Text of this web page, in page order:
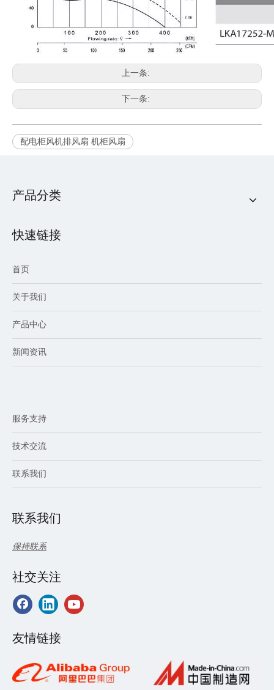
上一条:
下一条:
配电柜风机排风扇 机柜风扇
产品分类
快速链接
首页
关于我们
产品中心
新闻资讯
服务支持
技术交流
联系我们
联系我们
保持联系
社交关注
友情链接